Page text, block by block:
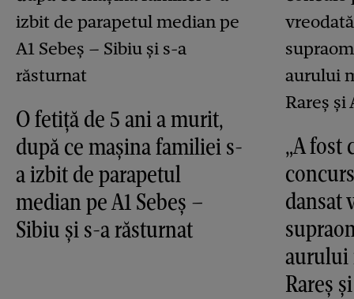
O fetiță de 5 ani a murit,
după ce mașina familiei s-
a izbit de parapetul
median pe A1 Sebeș –
Sibiu și s-a răsturnat
„A fost
dansat
aurului
Rareș